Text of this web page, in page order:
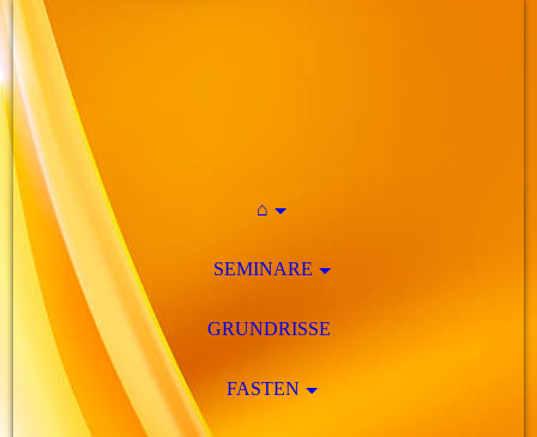
⌂
SEMINARE
GRUNDRISSE
FASTEN